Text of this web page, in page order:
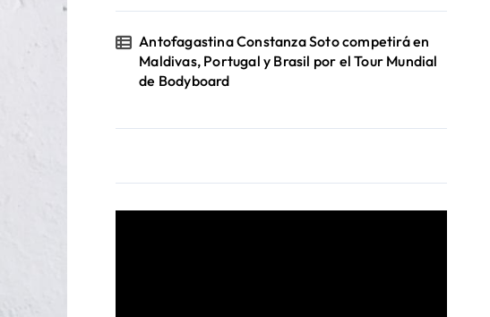
Antofagastina Constanza Soto competirá en
Maldivas, Portugal y Brasil por el Tour Mundial
de Bodyboard